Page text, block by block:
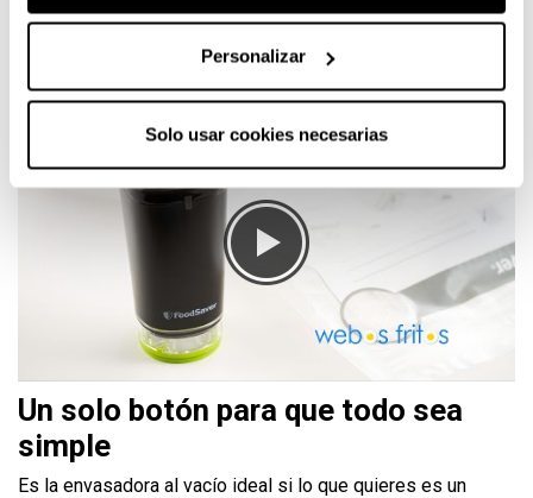
Personalizar
Solo usar cookies necesarias
Compatible Fresh Containers
Úsalo a diario
Un solo botón para que todo sea
simple
Es la envasadora al vacío ideal si lo que quieres es un